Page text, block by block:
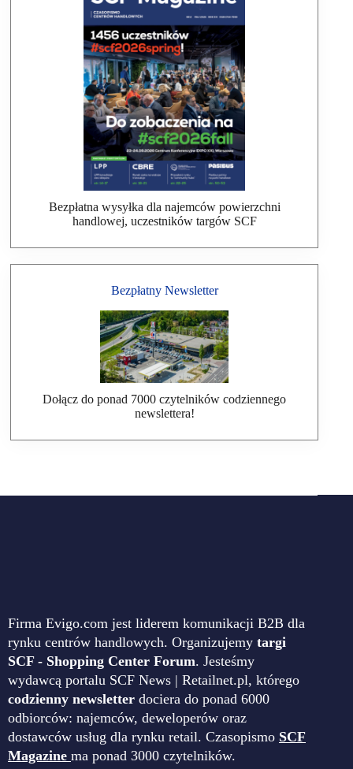
Bezpłatna wysyłka dla najemców powierzchni
handlowej, uczestników targów SCF
Bezpłatny Newsletter
Dołącz do ponad 7000 czytelników codziennego
newslettera!
Firma Evigo.com jest liderem komunikacji B2B dla
rynku centrów handlowych. Organizujemy targi
SCF - Shopping Center Forum. Jesteśmy
wydawcą portalu SCF News | Retailnet.pl, którego
codzienny newsletter dociera do ponad 6000
odbiorców: najemców, deweloperów oraz
dostawców usług dla rynku retail. Czasopismo SCF
Magazine ma ponad 3000 czytelników.